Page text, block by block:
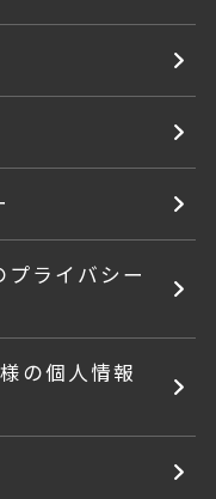
ライバシー
の個人情報